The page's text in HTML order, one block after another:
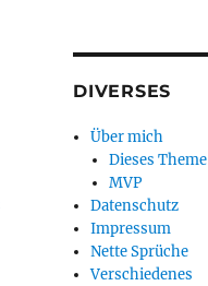
DIVERSES
Über mich
Dieses Theme
MVP
Datenschutz
Impressum
Nette Sprüche
Verschiedenes